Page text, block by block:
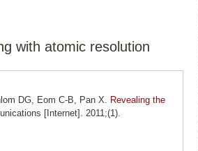
with atomic resolution
DG, Eom C-B, Pan X. Revealing the
[Internet]. 2011;(1).